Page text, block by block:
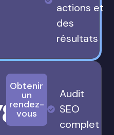
actions et
des
résultats
Obtenir
un
rendez-
vous
Audit
SEO
complet